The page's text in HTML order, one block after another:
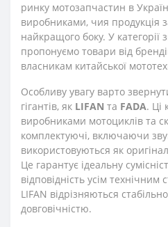
ринку мотозапчастин в
виробниками, чия продукція
найкращого боку. У категорії
пропонуємо товари від
власникам китайської
Особливу увагу варто
гігантів, як LIFAN та FADA. Ці
виробниками мотоциклів та
комплектуючі, включаючи
використовуються як
Це гарантує ідеальну
відповідність усім
LIFAN відрізняються
довговічністю.